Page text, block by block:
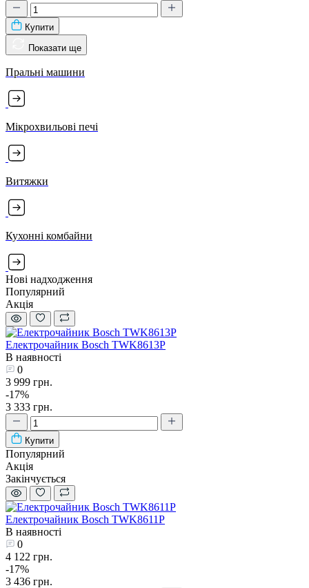
Купити
Показати ще
Пральні машини
Мікрохвильові печі
Витяжки
Кухонні комбайни
Нові надходження
Популярний
Акція
Електрочайник Bosch TWK8613P
В наявності
0
3 999 грн.
-17%
3 333 грн.
Купити
Популярний
Акція
Закінчується
Електрочайник Bosch TWK8611P
В наявності
0
4 122 грн.
-17%
3 436 грн.